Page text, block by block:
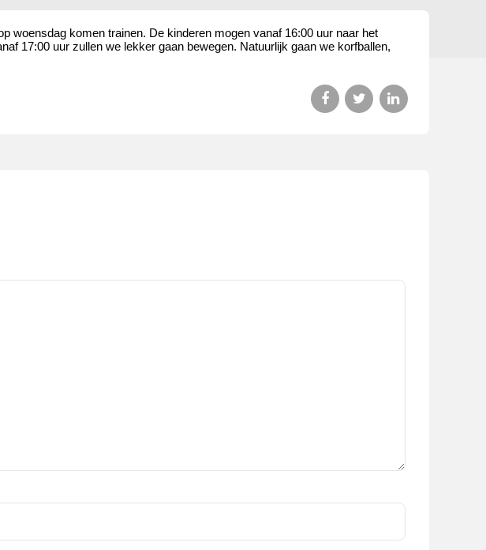
woensdag komen trainen. De kinderen mogen vanaf 16:00 uur naar het
17:00 uur zullen we lekker gaan bewegen. Natuurlijk gaan we korfballen,